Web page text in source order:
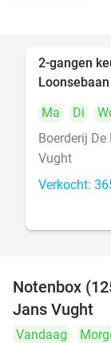
2-gangen
Loonsebaan
Ma
Di
Boerderij
Vught
Verkocht:
Notenbox
Jans Vught
Vandaag